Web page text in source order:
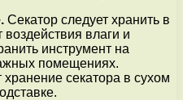
Секатор следует хранить в
влаги и
инструмент на
помещениях.
секатора в сухом